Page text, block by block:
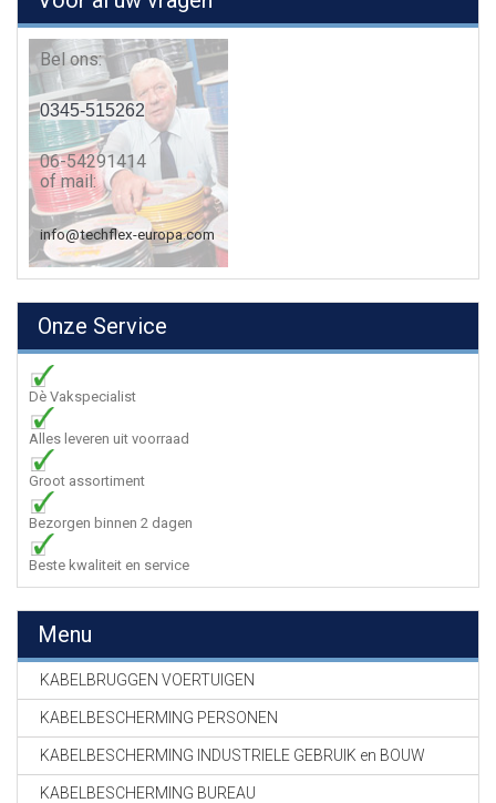
Bel ons:
0345-515262
06-54291414
of mail:
info@techflex-europa.com
Onze Service
Dè Vakspecialist
Alles leveren uit voorraad
Groot assortiment
Bezorgen binnen 2 dagen
Beste kwaliteit en service
Menu
KABELBRUGGEN VOERTUIGEN
KABELBESCHERMING PERSONEN
KABELBESCHERMING INDUSTRIELE GEBRUIK en BOUW
KABELBESCHERMING BUREAU